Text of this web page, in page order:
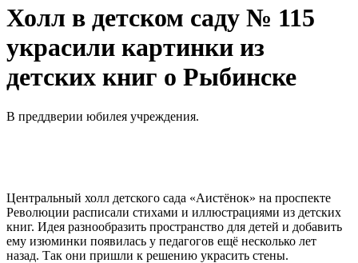
Холл в детском саду № 115
украсили картинки из
детских книг о Рыбинске
В преддверии юбилея учреждения.
Центральный холл детского сада «Аистёнок» на проспекте
Революции расписали стихами и иллюстрациями из детских
книг. Идея разнообразить пространство для детей и добавить
ему изюминки появилась у педагогов ещё несколько лет
назад. Так они пришли к решению украсить стены.